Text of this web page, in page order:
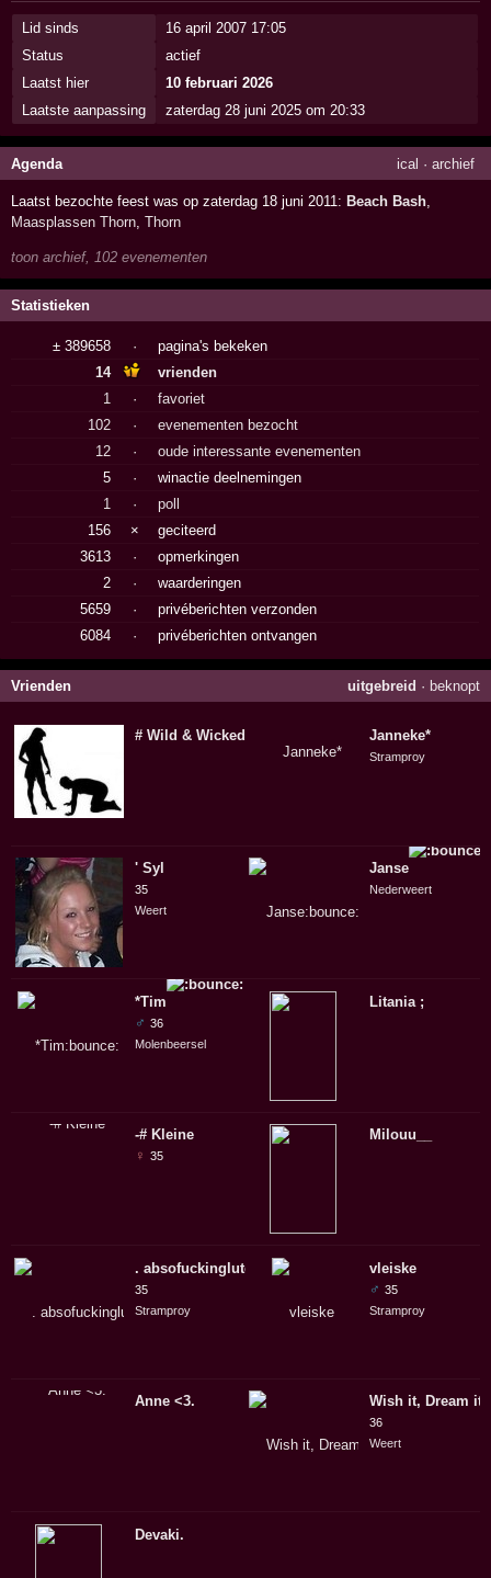
Lid sinds
16 april 2007 17:05
Status
actief
Laatst hier
10 februari 2026
Laatste aanpassing
zaterdag 28 juni 2025 om 20:33
Agenda ical · archief
Laatst bezochte feest was op zaterdag 18 juni 2011: Beach Bash
Maasplassen Thorn ,Thorn
toon archief, 102 evenementen
Statistieken
± 389658 ·
pagina's bekeken
14
vrienden
1
·
favoriet
102
·
evenementen bezocht
12
·
oude interessante evenementen
5
·
winactie deelnemingen
1
·
poll
156
×
geciteerd
3613
·
opmerkingen
2
·
waarderingen
5659
·
privéberichten verzonden
6084
· privéberichten ontvangen
Vrienden uitgebreid · beknopt
# Wild & Wicked #
' Syl
35
Weert
*Tim
♂ 36
Molenbeersel
-# Kleine
♀ 35
. absofuckinglutely
35
Stramproy
Anne <3.
Devaki.
Janneke*
Stramproy
Janse
Nederweert
Litania ;
Milouu__
vleiske
♂ 35
Stramproy
Wish it, Dream it,
36
Weert